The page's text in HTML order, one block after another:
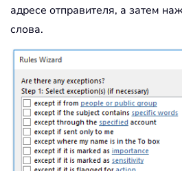
адресе отправителя, а затем
слова.